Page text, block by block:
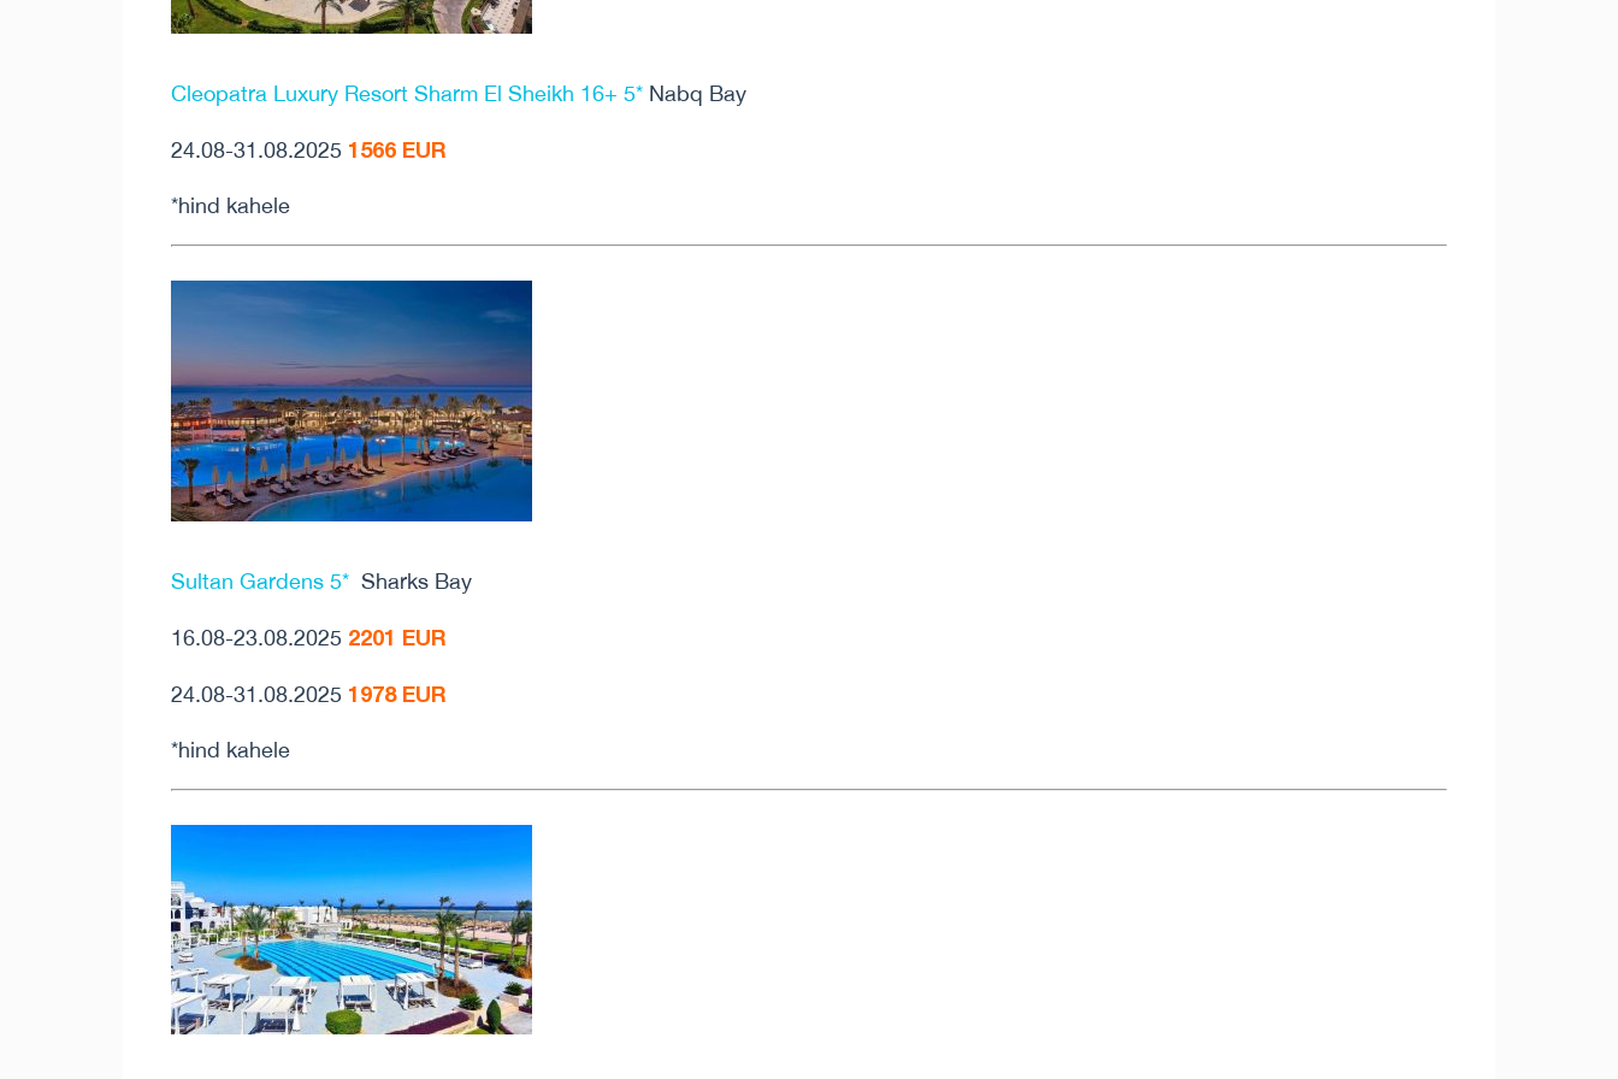
Cleopatra Luxury Resort Sharm El Sheikh 16+ 5* Nabq Bay
24.08-31.08.2025 1566 EUR
*hind kahele
Sultan Gardens 5* Sharks Bay
16.08-23.08.2025 2201 EUR
24.08-31.08.2025 1978 EUR
*hind kahele